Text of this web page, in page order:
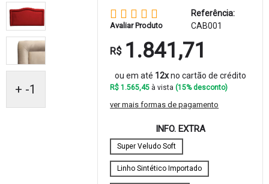
+ -1
Avaliar Produto
Referência:
CAB001
R$ 1.841,71
ou em até 12xno cartão de crédito
R$ 1.565,45 à vista(15% desconto)
ver mais formas de pagamento
INFO. EXTRA
Super Veludo Soft
Linho Sintético Importado